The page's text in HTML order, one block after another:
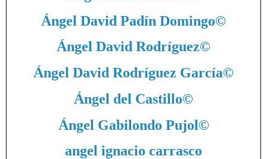
Ángel David Padín Domingo©
Ángel David Rodríguez©
Ángel David Rodríguez García©
Ángel del Castillo©
Ángel Gabilondo Pujol©
angel ignacio carrasco